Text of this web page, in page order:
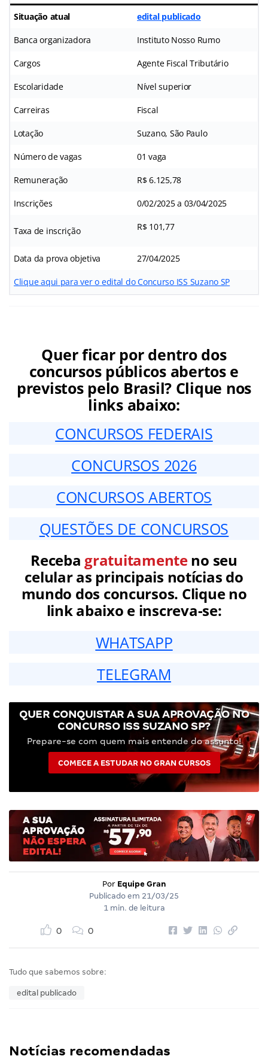
Situação atual edital publicado
Banca organizadora Instituto Nosso Rumo
Cargos Agente Fiscal Tributário
Escolaridade Nível superior
Carreiras Fiscal
Lotação Suzano, São Paulo
Número de vagas 01 vaga
Remuneração R$ 6.125,78
Inscrições 0/02/2025 a 03/04/2025
Taxa de inscrição R$ 101,77
Data da prova objetiva 27/04/2025
Clique aqui para ver o edital do Concurso ISS Suzano SP
Quer ficar por dentro dos
concursos públicos abertos e
previstos pelo Brasil? Clique nos
links abaixo:
CONCURSOS FEDERAIS
CONCURSOS 2026
CONCURSOS ABERTOS
QUESTÕES DE CONCURSOS
Receba gratuitamenteno seu
celular as principais notícias do
mundo dos concursos. Clique no
link abaixo e inscreva-se:
WHATSAPP
TELEGRAM
QUER CONQUISTAR A SUA APROVAÇÃO NO
CONCURSO ISS SUZANO SP?
Prepare-se com quem mais entende do assunto!
COMECE A ESTUDAR NO GRAN CURSOS
Por Equipe Gran
Publicado em 21/03/25
1 min. de leitura
0 0
Tudo que sabemos sobre:
edital publicado
Notícias recomendadas